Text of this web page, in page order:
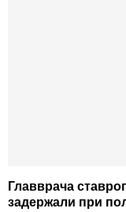
Главврача
задержали при